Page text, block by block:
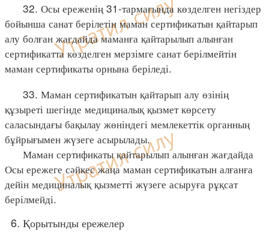
32. Осы ереженің 31-тармағында көзделген негіздер
бойынша санат берілетін маман сертификатын қайтарып
алу болған жағдайда маманға қайтарылып алынған
сертификатта көзделген мерзімге санат берілмейтін
маман сертификаты орнына беріледі.
33. Маман сертификатын қайтарып алу өзінің
құзыреті шегінде медициналық қызмет көрсету
саласындағы бақылау жөніндегі мемлекеттік органның
бұйрығымен жүзеге асырылады.
Маман сертификаты қайтарылып алынған жағдайда
Осы ережеге сәйкес жаңа маман сертификатын алғанға
дейін медициналық қызметті жүзеге асыруға рұқсат
берілмейді.
6. Қорытынды ережелер